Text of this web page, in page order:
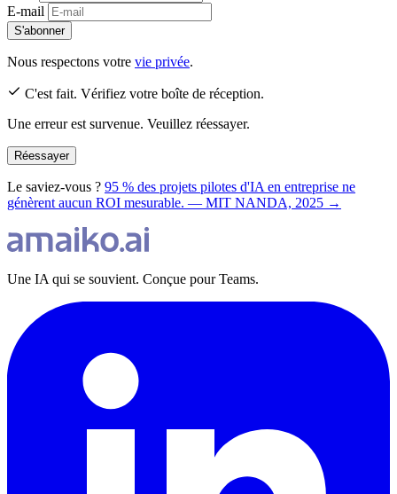
E-mail
S'abonner
Nous respectons votre vie privée.
C'est fait. Vérifiez votre boîte de réception.
Une erreur est survenue. Veuillez réessayer.
Réessayer
Le saviez-vous ? 95 % des projets pilotes d'IA en entreprise ne
génèrent aucun ROI mesurable. — MIT NANDA, 2025 →
Une IA qui se souvient. Conçue pour Teams.